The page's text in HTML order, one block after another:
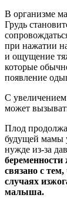
В организме
Грудь
при нажатии
и ощущение
которые
появление
С увеличением
может
Плод
будущей мамы
нужде из-за
связано с
случаях
малыша.